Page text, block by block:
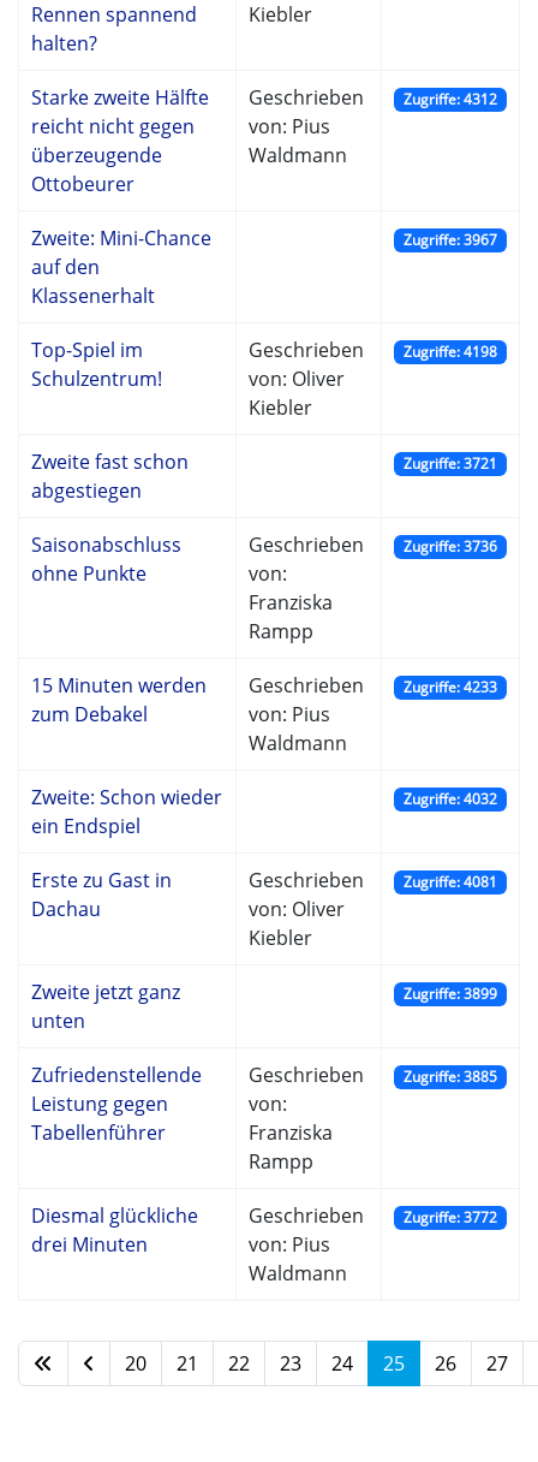
Rennen spannend
halten?
Kiebler
Starke zweite Hälfte
reicht nicht gegen
überzeugende
Ottobeurer
Geschrieben
von: Pius
Waldmann
Zugriffe: 4312
Zweite: Mini-Chance
auf den
Klassenerhalt
Zugriffe: 3967
Top-Spiel im
Schulzentrum!
Geschrieben
von: Oliver
Kiebler
Zugriffe: 4198
Zweite fast schon
abgestiegen
Zugriffe: 3721
Saisonabschluss
ohne Punkte
Geschrieben
von:
Franziska
Rampp
Zugriffe: 3736
15 Minuten werden
zum Debakel
Geschrieben
von: Pius
Waldmann
Zugriffe: 4233
Zweite: Schon wieder
ein Endspiel
Zugriffe: 4032
Erste zu Gast in
Dachau
Geschrieben
von: Oliver
Kiebler
Zugriffe: 4081
Zweite jetzt ganz
unten
Zugriffe: 3899
Zufriedenstellende
Leistung gegen
Tabellenführer
Geschrieben
von:
Franziska
Rampp
Zugriffe: 3885
Diesmal glückliche
drei Minuten
Geschrieben
von: Pius
Waldmann
Zugriffe: 3772
20 21 22 23 24 25 26 27